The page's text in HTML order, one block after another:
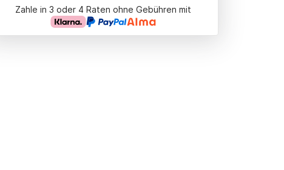
Zahle in 3 oder 4 Raten ohne Gebühren mit